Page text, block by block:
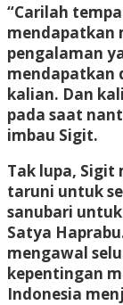
“Carilah
mendapatkan
pengalaman
mendapatkan
kalian. Dan
pada saat
imbau Sigit.
Tak lupa,
taruni untuk
sanubari
Satya
mengawal
kepentingan
Indonesia